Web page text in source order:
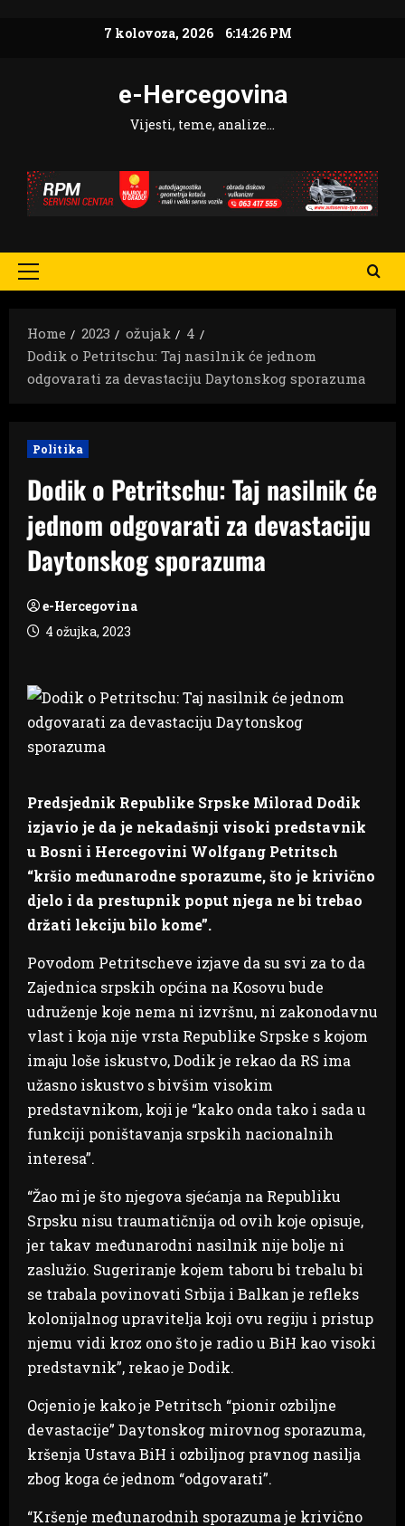
7 kolovoza, 2026 6:14:27 PM
e-Hercegovina
Vijesti, teme, analize…
Primary
Home
2023 ožujak
4
Dodik o Petritschu: Taj nasilnik će jednom
odgovarati za devastaciju Daytonskog sporazuma
Politika
Dodik o Petritschu: Taj nasilnik će
jednom odgovarati za devastaciju
Daytonskog sporazuma
e-Hercegovina
4 ožujka, 2023
Predsjednik Republike Srpske Milorad Dodik
izjavio je da je nekadašnji visoki predstavnik
u Bosni i Hercegovini Wolfgang Petritsch
“kršio međunarodne sporazume, što je krivično
djelo i da prestupnik poput njega ne bi trebao
držati lekciju bilo kome”.
Povodom Petritscheve izjave da su svi za to da
Zajednica srpskih općina na Kosovu bude
udruženje koje nema ni izvršnu, ni zakonodavnu
vlast i koja nije vrsta Republike Srpske s kojom
imaju loše iskustvo, Dodik je rekao da RS ima
užasno iskustvo s bivšim visokim
predstavnikom, koji je “kako onda tako i sada u
funkciji poništavanja srpskih nacionalnih
interesa”.
“Žao mi je što njegova sjećanja na Republiku
Srpsku nisu traumatičnija od ovih koje opisuje,
jer takav međunarodni nasilnik nije bolje ni
zaslužio. Sugeriranje kojem taboru bi trebalu bi
se trabala povinovati Srbija i Balkan je refleks
kolonijalnog upravitelja koji ovu regiju i pristup
njemu vidi kroz ono što je radio u BiH kao visoki
predstavnik”, rekao je Dodik.
Ocjenio je kako je Petritsch “pionir ozbiljne
devastacije” Daytonskog mirovnog sporazuma,
kršenja Ustava BiH i ozbiljnog pravnog nasilja
zbog koga će jednom “odgovarati”.
“Kršenje međunarodnih sporazuma je krivično